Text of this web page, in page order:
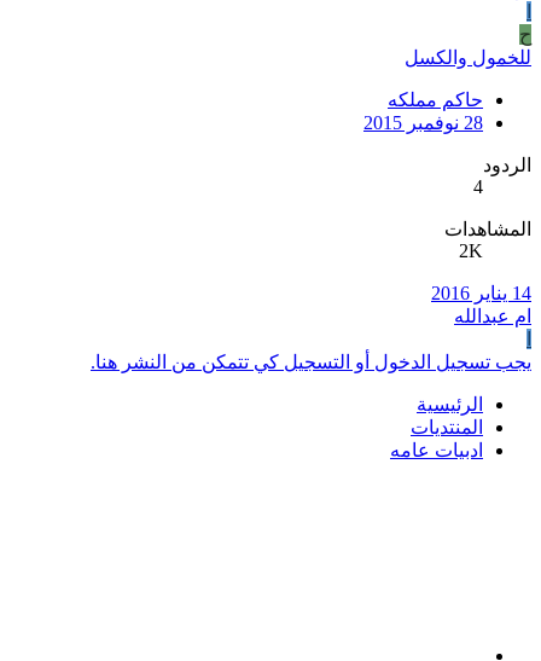
ح
للخمول والكسل
حاكم مملكه
28 نوفمبر 2015
الردود
4
المشاهدات
2K
14 يناير 2016
ام عبدالله
يجب تسجيل الدخول أو التسجيل كي تتمكن من النشر هنا.
الرئيسية
المنتديات
ادبيات عامه